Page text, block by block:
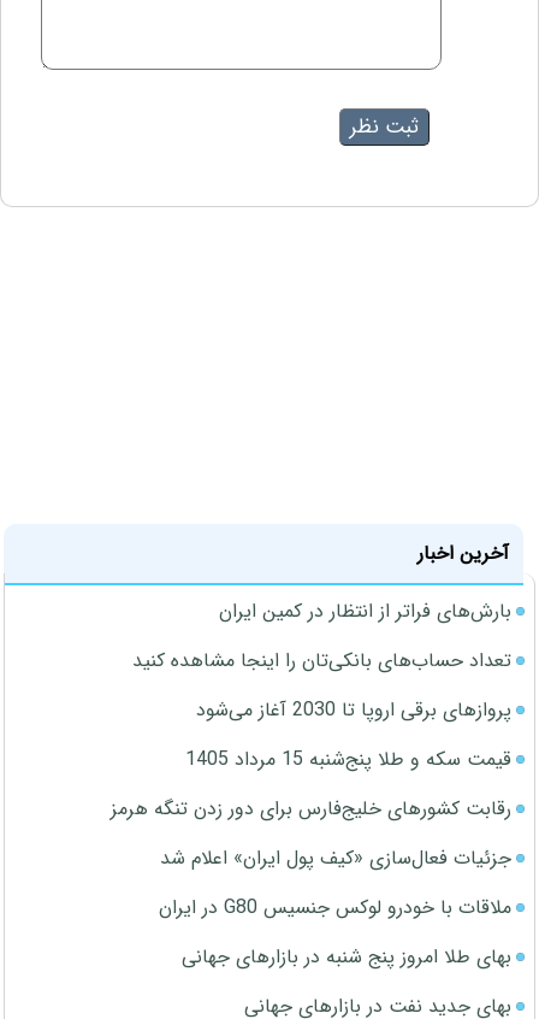
آخرین اخبار
بارش‌های فراتر از انتظار در کمین ایران
تعداد حساب‌های بانکی‌تان را اینجا مشاهده کنید
پروازهای برقی اروپا تا 2030 آغاز می‌شود
قیمت سکه و طلا پنج‌شنبه 15 مرداد 1405
رقابت کشورهای خلیج‌فارس برای دور زدن تنگه هرمز
جزئیات فعال‌سازی «کیف پول ایران» اعلام شد
ملاقات با خودرو لوکس جنسیس G80 در ایران
بهای طلا امروز پنج شنبه در بازارهای جهانی
بهای جدید نفت در بازارهای جهانی